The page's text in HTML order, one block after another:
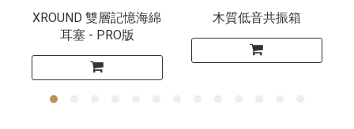
XROUND 雙層記憶海綿
耳塞 - PRO版
木質低音共振箱